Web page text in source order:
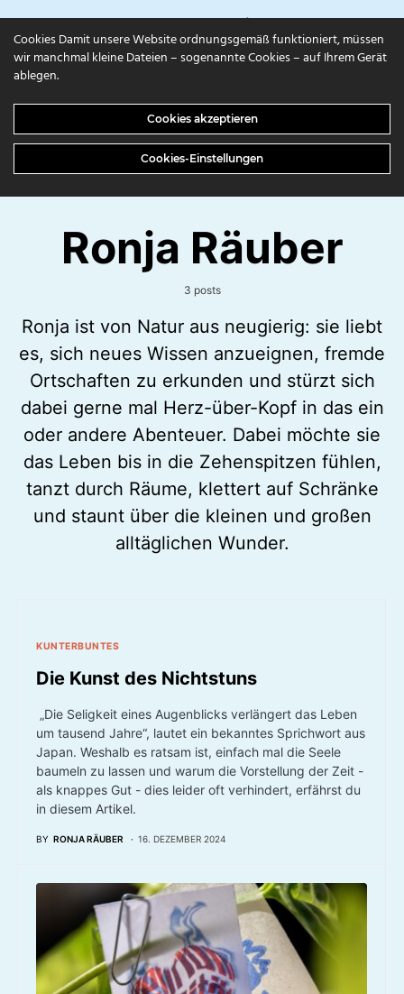
campuls.online
Ronja Räuber
3 posts
Ronja ist von Natur aus neugierig: sie liebt
es, sich neues Wissen anzueignen, fremde
Ortschaften zu erkunden und stürzt sich
dabei gerne mal Herz-über-Kopf in das ein
oder andere Abenteuer. Dabei möchte sie
das Leben bis in die Zehenspitzen fühlen,
tanzt durch Räume, klettert auf Schränke
und staunt über die kleinen und großen
alltäglichen Wunder.
KUNTERBUNTES
Die Kunst des Nichtstuns
„Die Seligkeit eines Augenblicks verlängert das Leben
um tausend Jahre“, lautet ein bekanntes Sprichwort aus
Japan. Weshalb es ratsam ist, einfach mal die Seele
baumeln zu lassen und warum die Vorstellung der Zeit -
als knappes Gut - dies leider oft verhindert, erfährst du
in diesem Artikel.
BY RONJA RÄUBER 16. DEZEMBER 2024
Cookies Damit unsere Website ordnungsgemäß funktioniert, müssen
wir manchmal kleine Dateien – sogenannte Cookies – auf Ihrem Gerät
ablegen.
Cookies akzeptieren
Cookies-Einstellungen